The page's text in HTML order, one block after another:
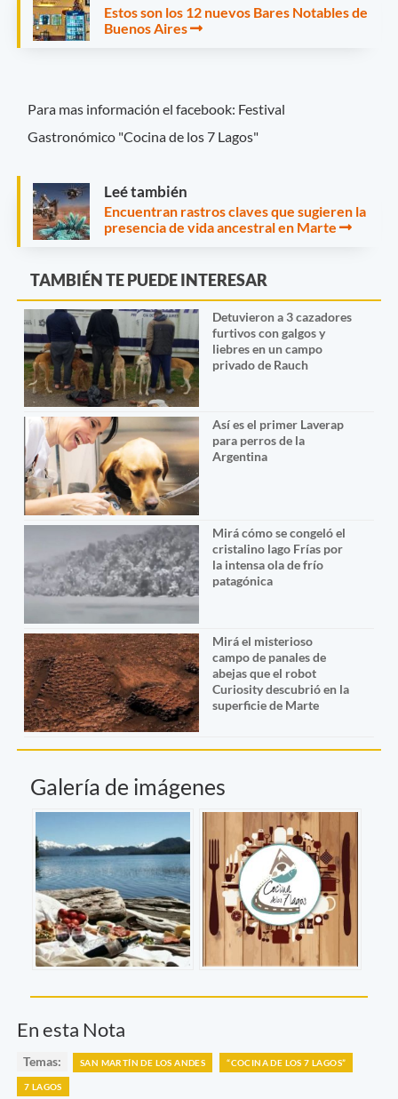
Estos son los 12 nuevos Bares Notables de
Buenos Aires
Para mas información el facebook: Festival
Gastronómico "Cocina de los 7 Lagos"
Leé también
Encuentran rastros claves que sugieren la
presencia de vida ancestral en Marte
TAMBIÉN TE PUEDE INTERESAR
Detuvieron a 3 cazadores
furtivos con galgos y
liebres en un campo
privado de Rauch
Así es el primer Laverap
para perros de la
Argentina
Mirá cómo se congeló el
cristalino lago Frías por
la intensa ola de frío
patagónica
Mirá el misterioso
campo de panales de
abejas que el robot
Curiosity descubrió en la
superficie de Marte
Galería de imágenes
En esta Nota
Temas: SAN MARTÍN DE LOS ANDES “COCINA DE LOS 7 LAGOS”
7 LAGOS